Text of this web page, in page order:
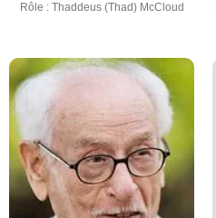
Rôle : Thaddeus (Thad) McCloud